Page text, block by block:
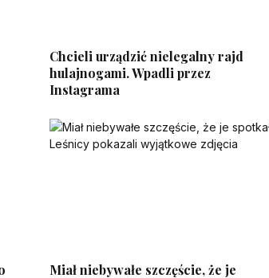
Chcieli urządzić nielegalny rajd
hulajnogami. Wpadli przez
Instagrama
Miał niebywałe szczęście, że je